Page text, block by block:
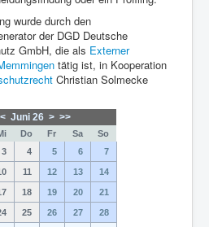
wurde durch den
der DGD Deutsche
GmbH, die als Externer
tätig ist, in Kooperation
Christian Solmecke
< Juni 26 > >>
Do Fr Sa
So
3 4 5 6 7
11 12 13 14
18 19 20 21
25 26 27 28